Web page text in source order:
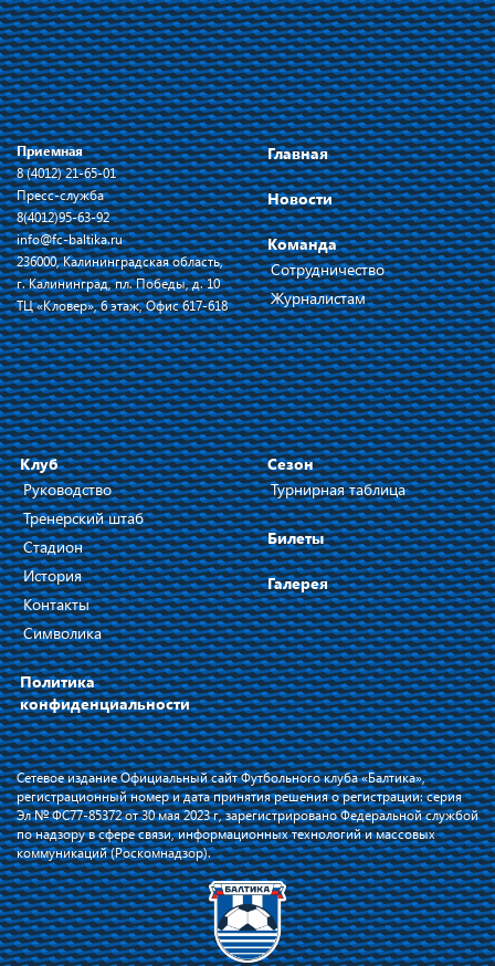
Приемная
8 (4012) 21-65-01
Пресс-служба
8(4012)95-63-92
info@fc-baltika.ru
236000, Калининградская область,
г. Калининград, пл. Победы, д. 10
ТЦ «Кловер», 6 этаж, Офис 617-618
Главная
Новости
Команда
Сотрудничество
Журналистам
Клуб
Руководство
Тренерский штаб
Стадион
История
Контакты
Символика
Политика
конфиденциальности
Сезон
Турнирная таблица
Билеты
Галерея
Сетевое издание Официальный сайт Футбольного клуба «Балтика»,
регистрационный номер и дата принятия решения о регистрации: серия
Эл № ФС77-85372 от 30 мая 2023 г, зарегистрировано Федеральной службой
по надзору в сфере связи, информационных технологий и массовых
коммуникаций (Роскомнадзор).